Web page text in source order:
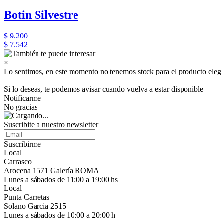
Botin Silvestre
$ 9.200
$ 7.542
×
Lo sentimos, en este momento no tenemos stock para el producto
Si lo deseas, te podemos avisar cuando vuelva a estar disponible
Notificarme
No gracias
Suscribite a nuestro newsletter
Suscribirme
Local
Carrasco
Arocena 1571 Galería ROMA
Lunes a sábados de 11:00 a 19:00 hs
Local
Punta Carretas
Solano Garcia 2515
Lunes a sábados de 10:00 a 20:00 h